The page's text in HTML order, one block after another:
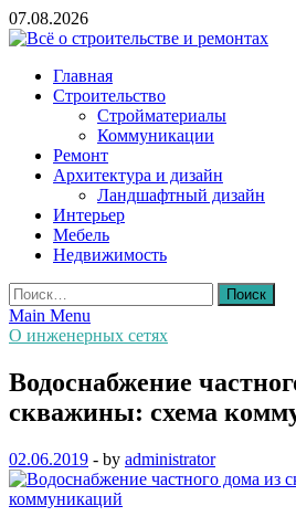
Skip
to
07.08.2026
Всё о строительстве и ремонтах
Главная
Строительство
Стройматериалы
Коммуникации
Ремонт
Архитектура и дизайн
Ландшафтный дизайн
Интерьер
Мебель
Недвижимость
Найти:
Main Menu
О инженерных сетях
Водоснабжение
скважины: схема
02.06.2019 - by administrator